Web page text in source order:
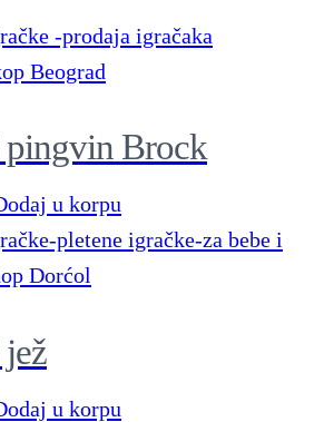
Brock
u korpu
u korpu